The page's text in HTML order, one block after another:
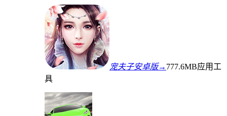
宠夫子安卓版→ 777.6MB应用工
具